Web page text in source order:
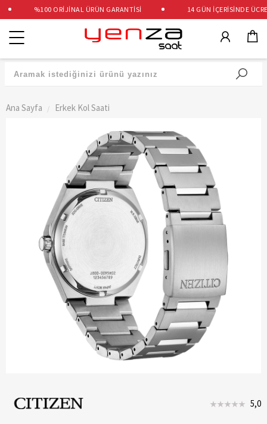
%100 ORİJİNAL ÜRÜN GARANTİSİ 14 GÜN İÇERİSİNDE
Kategoriler
Ana Sayfa Erkek Kol Saati
5,0